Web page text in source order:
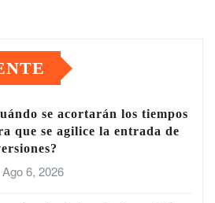
se acortarán los tiempos
que se agilice la entrada de
Ago 6, 2026